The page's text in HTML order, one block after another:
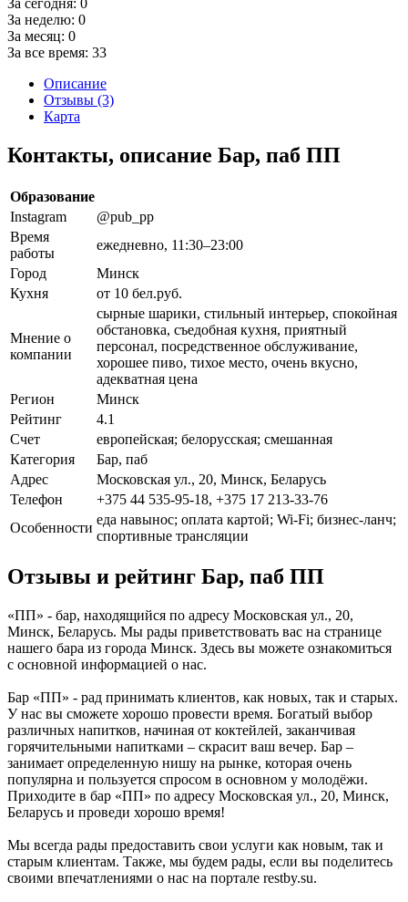
За неделю: 0
За месяц: 0
За все время: 33
Описание
Отзывы (3)
Карта
Контакты, описание Бар, паб ПП
Образование
Instagram
@pub_pp
Время
работы
ежедневно, 11:30–23:00
Город
Минск
Кухня
от 10 бел.руб.
Мнение о
компании
сырные шарики, стильный интерьер, спокойная
обстановка, съедобная кухня, приятный
персонал, посредственное обслуживание,
хорошее пиво, тихое место, очень вкусно,
адекватная цена
Регион
Минск
Рейтинг
4.1
Счет
европейская; белорусская; смешанная
Категория
Бар, паб
Адрес
Московская ул., 20, Минск, Беларусь
Телефон
+375 44 535-95-18, +375 17 213-33-76
Особенности
еда навынос; оплата картой; Wi-Fi; бизнес-ланч;
спортивные трансляции
Отзывы и рейтинг Бар, паб ПП
«ПП» - бар, находящийся по адресу Московская ул., 20,
Минск, Беларусь. Мы рады приветствовать вас на странице
нашего бара из города Минск. Здесь вы можете ознакомиться
с основной информацией о нас.
Бар «ПП» - рад принимать клиентов, как новых, так и старых.
У нас вы сможете хорошо провести время. Богатый выбор
различных напитков, начиная от коктейлей, заканчивая
горячительными напитками – скрасит ваш вечер. Бар –
занимает определенную нишу на рынке, которая очень
популярна и пользуется спросом в основном у молодёжи.
Приходите в бар «ПП» по адресу Московская ул., 20, Минск,
Беларусь и проведи хорошо время!
Мы всегда рады предоставить свои услуги как новым, так и
старым клиентам. Также, мы будем рады, если вы поделитесь
своими впечатлениями о нас на портале restby.su.